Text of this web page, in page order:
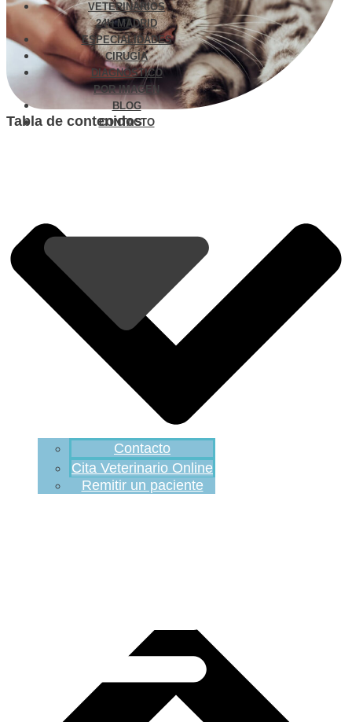
VETERINARIOS
24H MADRID
ESPECIALIDADES
CIRUGÍA
DIAGNÓSTICO
POR IMAGEN
BLOG
CONTACTO
Contacto
Cita Veterinario Online
Remitir un paciente
Tabla de contenidos